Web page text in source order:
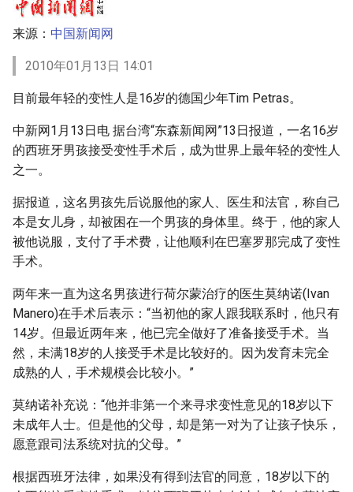
i
i
g
s
e
a
r
c
h
摘要与附加信息
Metadata]
来源： 中国新闻网
2010年01月13日 14:01
目前最年轻的变性人是16岁的德国少年Tim Petras。
中新网1月13日电 据台湾“东森新闻网”13日报道，一名16岁
的西班牙男孩接受变性手术后，成为世界上最年轻的变性人
之一。
据报道，这名男孩先后说服他的家人、医生和法官，称自己
本是女儿身，却被困在一个男孩的身体里。终于，他的家人
被他说服，支付了手术费，让他顺利在巴塞罗那完成了变性
手术。
两年来一直为这名男孩进行荷尔蒙治疗的医生莫纳诺(Ivan
Manero)在手术后表示：“当初他的家人跟我联系时，他只有
14岁。但最近两年来，他已完全做好了准备接受手术。当
然，未满18岁的人接受手术是比较好的。因为发育未完全
成熟的人，手术规模会比较小。”
莫纳诺补充说：“他并非第一个来寻求变性意见的18岁以下
未成年人士。但是他的父母，却是第一对为了让孩子快乐，
愿意跟司法系统对抗的父母。”
根据西班牙法律，如果没有得到法官的同意，18岁以下的